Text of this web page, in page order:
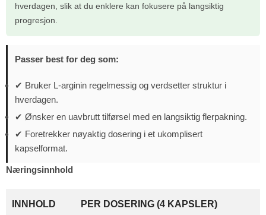
hverdagen, slik at du enklere kan fokusere på langsiktig
progresjon.
Passer best for deg som:
✔ Bruker L-arginin regelmessig og verdsetter struktur i
hverdagen.
✔ Ønsker en uavbrutt tilførsel med en langsiktig flerpakning.
✔ Foretrekker nøyaktig dosering i et ukomplisert
kapselformat.
Næringsinnhold
INNHOLD PER DOSERING (4 KAPSLER)